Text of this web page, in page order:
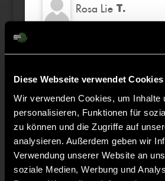
Diese Webseite verwendet Cookies
Wir verwenden Cookies, um Inhalte
personalisieren, Funktionen für
zu können und die Zugriffe auf
analysieren. Außerdem geben wir
Verwendung unserer Website an
soziale Medien, Werbung und
Rosa Lie T.
TW
Ella
Staff